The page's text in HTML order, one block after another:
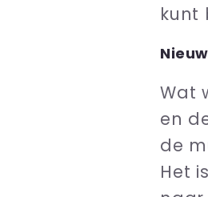
kunt
Wat
en
de
Het